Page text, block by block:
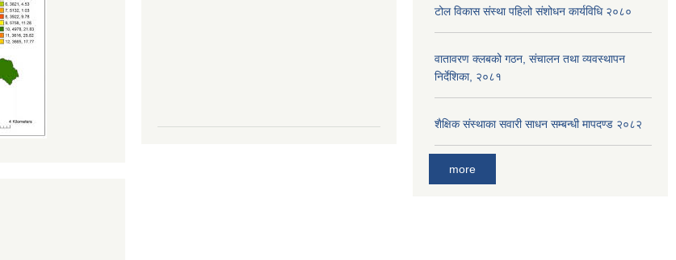
टोल विकास संस्था पहिलो संशोधन कार्यविधि २०८०
वातावरण क्लबको गठन, संचालन तथा व्यवस्थापन
निर्देशिका, २०८१
शैक्षिक संस्थाका सवारी साधन सम्बन्धी मापदण्ड २०८२
more